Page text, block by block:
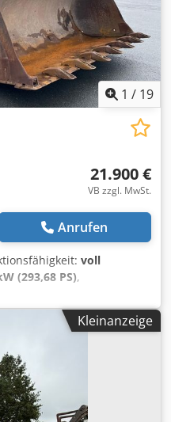
1 / 19
21.900 €
VB zzgl. MwSt.
Anrufen
voll
(293,68 PS),
, Ausstattung:
W270B Radlader, BJ
24.000kg,
Standort bei Lübeck,
Aayskr
Kleinanzeige